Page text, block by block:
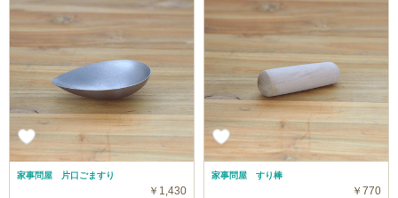
家事問屋 片口ごますり
￥1,430
家事問屋 すり棒
￥770